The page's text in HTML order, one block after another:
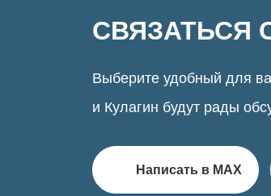
СВЯЗАТЬСЯ
Выберите удобный для
и Кулагин будут рады
Написать в MAX